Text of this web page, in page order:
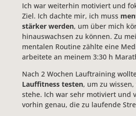
Ich war weiterhin motiviert und
Ziel. Ich dachte mir, ich muss
stärker werden, um über mich
hinauswachsen zu können. Zu
mentalen Routine zählte eine
arbeitete an meinem 3:30 h
Nach 2 Wochen Lauftraining
Lauffitness testen, um zu
stehe. Ich war sehr motiviert und
vorhin genau, die zu laufende